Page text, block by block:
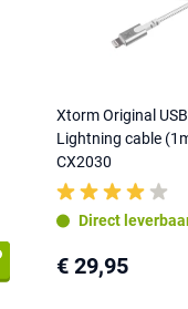
Xtorm Original
Lightning cable
CX2030
Direct
€ 29,95